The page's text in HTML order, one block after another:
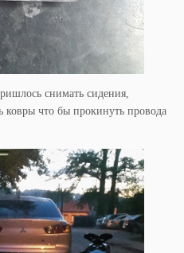
снимать сидения,
ковры что бы прокинуть провода